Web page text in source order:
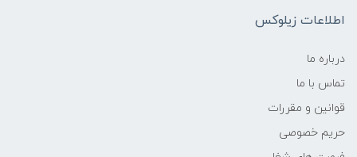
اطلاعات زیلوکس
درباره ما
تماس با ما
قوانین و مقررات
حریم خصوصی